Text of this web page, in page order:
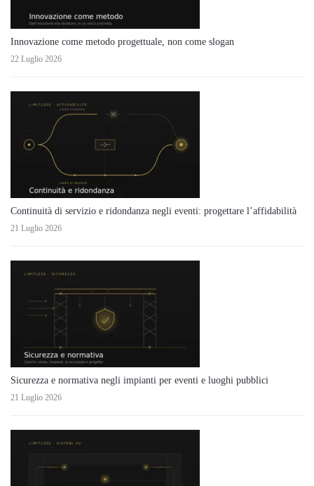
Innovazione come metodo progettuale, non come slogan
22 Luglio 2026
Continuità di servizio e ridondanza negli eventi: progettare l’affidabilità
21 Luglio 2026
Sicurezza e normativa negli impianti per eventi e luoghi pubblici
21 Luglio 2026